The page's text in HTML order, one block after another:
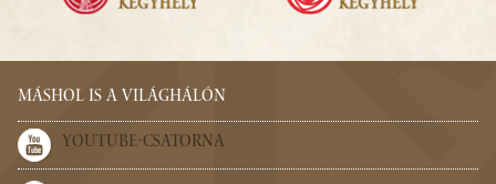
MÁSHOL IS A VILÁGHÁLÓN
YOUTUBE-CSATORNA